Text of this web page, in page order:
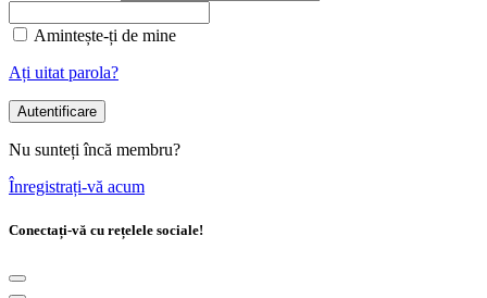
Amintește-ți de mine
Ați uitat parola?
Autentificare
Nu sunteți încă membru?
Înregistrați-vă acum
Conectați-vă cu rețelele sociale!